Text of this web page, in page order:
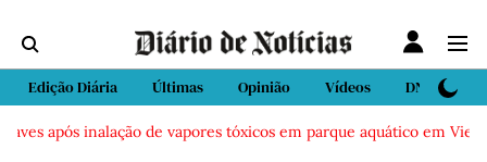
Edição Diária Últimas Opinião Vídeos DN Sport
após inalação de vapores tóxicos em parque aquático em Vieira